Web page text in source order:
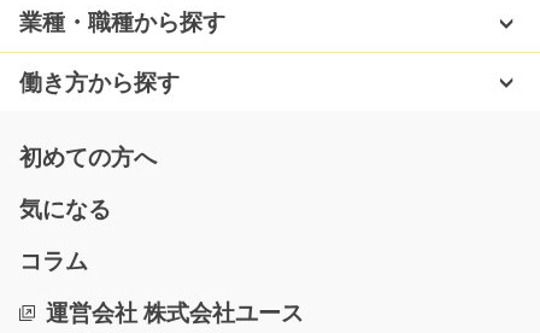
務です。 原料から…
長期（3ヶ月以上）
時給1,700円
愛知県常滑市
金属板金製品の加工/g05_00052
大人気のお仕事☆未経験の方も大歓迎！金属板金製品の
加工作業をお願いしま…
業種・職種から探す
働き方から探す
初めての方へ
気になる
コラム
運営会社 株式会社ユース